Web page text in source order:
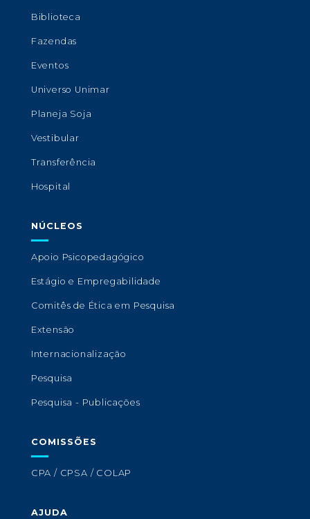
Biblioteca
Fazendas
Eventos
Universo Unimar
Planeja Soja
Vestibular
Transferência
Hospital
NÚCLEOS
Apoio Psicopedagógico
Estágio e Empregabilidade
Comitês de Ética em Pesquisa
Extensão
Internacionalização
Pesquisa
Pesquisa - Publicações
COMISSÕES
CPA / CPSA / COLAP
AJUDA